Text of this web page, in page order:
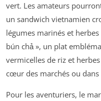
vert. Les amateurs
un sandwich vietnamien
légumes marinés et
bún chả », un plat
vermicelles de riz et
cœur des marchés ou dans
Pour les aventuriers, le